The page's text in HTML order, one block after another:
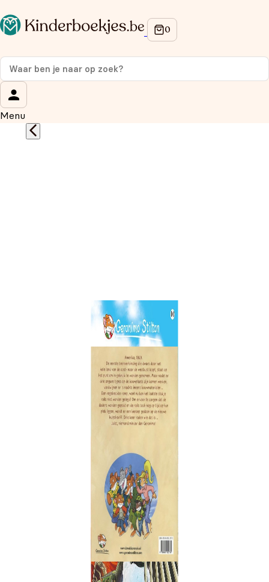
Menu
Op de hoogte blijven van onze acties?
Meld je aan voor onze nieuwsbrief en ontvang
korting
Wat is je voornaam?
Wat is je e-mailadres?